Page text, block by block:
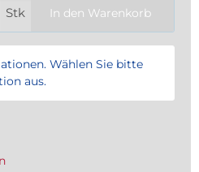
Stk In den Warenkorb
Wählen Sie bitte
aus.